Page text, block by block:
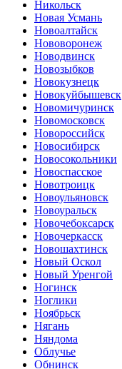
Никольск
Новая Усмань
Новоалтайск
Нововоронеж
Новодвинск
Новозыбков
Новокузнецк
Новокуйбышевск
Новомичуринск
Новомосковск
Новороссийск
Новосибирск
Новосокольники
Новоспасское
Новотроицк
Новоульяновск
Новоуральск
Новочебоксарск
Новочеркасск
Новошахтинск
Новый Оскол
Новый Уренгой
Ногинск
Ноглики
Ноябрьск
Нягань
Няндома
Облучье
Обнинск